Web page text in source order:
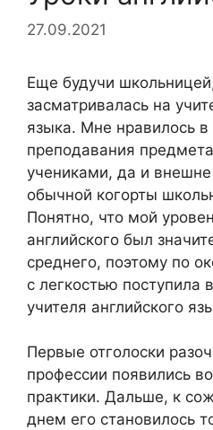
27.09.2021
Еще будучи
засматривалась на
языка. Мне нравилось
преподавания
учениками, да и
обычной когорты
Понятно, что мой
английского был
среднего, поэтому по
с легкостью поступила
учителя английского
Первые отголоски
профессии появились
практики. Дальше, к
днем его становилось